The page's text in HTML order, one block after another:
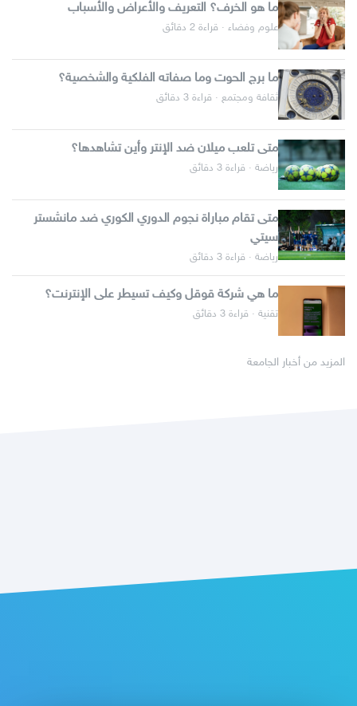
ما هو الخرف؟ التعريف والأعراض والأسباب
علوم وفضاء · قراءة 2 دقائق
ما برج الحوت وما صفاته الفلكية والشخصية؟
ثقافة ومجتمع · قراءة 3 دقائق
متى تلعب ميلان ضد الإنتر وأين تشاهدها؟
رياضة · قراءة 3 دقائق
متى تقام مباراة نجوم الدوري الكوري ضد مانشستر
سيتي
رياضة · قراءة 3 دقائق
ما هي شركة قوقل وكيف تسيطر على الإنترنت؟
تقنية · قراءة 3 دقائق
المزيد من أخبار الجامعة